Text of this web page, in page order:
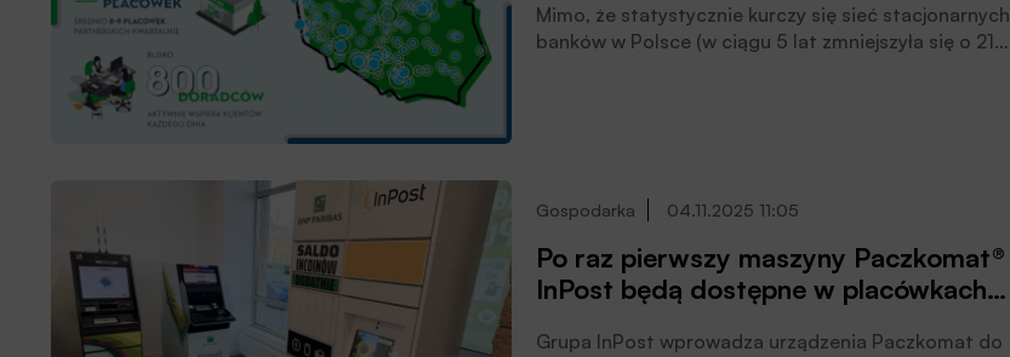
Mimo, że statystycznie kurczy się sieć stacjonarnych
banków w Polsce (w ciągu 5 lat zmniejszyła się o 21
informacji prasowej banku.
Gospodarka 04.11.2025 11:05
Po raz pierwszy maszyny Paczkomat®
InPost będą dostępne w placówkach
Grupa InPost wprowadza urządzenia Paczkomat do